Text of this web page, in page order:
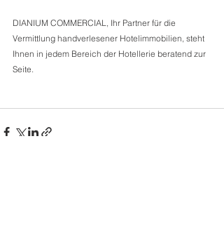
DIANIUM COMMERCIAL, Ihr Partner für die
Vermittlung handverlesener Hotelimmobilien, steht
Ihnen in jedem Bereich der Hotellerie beratend zur
Seite.